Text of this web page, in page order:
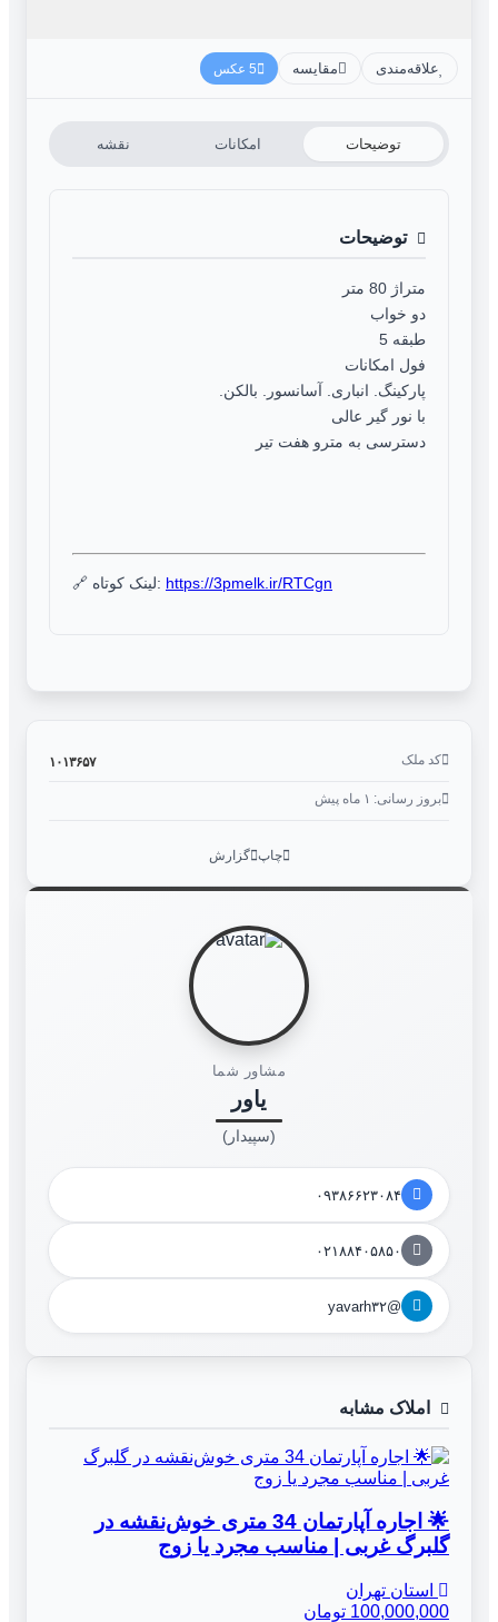
علاقه‌مندی مقایسه 5 عکس
توضیحات امکانات نقشه
توضیحات
متراژ 80 متر
دو خواب
طبقه 5
فول امکانات
پارکینگ. انباری. آسانسور. بالکن.
با نور گیر عالی
دسترسی به مترو هفت تیر
🔗 لینک کوتاه: https://3pmelk.ir/RTCgn
کد ملک ۱۰۱۳۶۵۷
بروز رسانی: ۱ ماه پیش
چاپ گزارش
مشاور شما
یاور
(سپیدار)
۰۹۳۸۶۶۲۳۰۸۴
۰۲۱۸۸۴۰۵۸۵۰
@yavarh۳۲
املاک مشابه
🌟 اجاره آپارتمان 34 متری خوش‌نقشه در
گلبرگ غربی | مناسب مجرد یا زوج
استان تهران
100,000,000 تومان